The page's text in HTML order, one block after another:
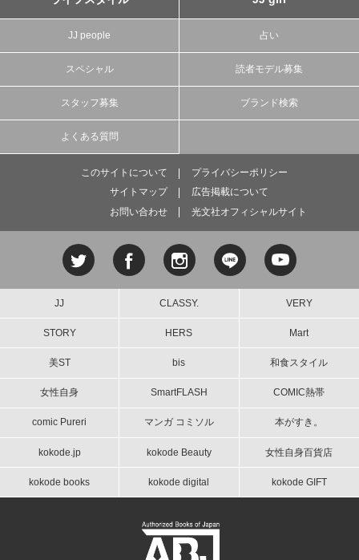
JJ people 占い
スペシャル 読者モデル募集
スタッフ募集 ブランド検索
よくある質問
このサイトについて
プライバシーポリシー
サイトマップ
広告掲載について
お問い合わせ
光文社オフィシャルサイト
JJ CLASSY. VERY
STORY HERS Mart
美ST bis 和食スタイル
女性自身 SmartFLASH COMIC熱帯
comic Pureri マンガ コミソル 本がすき。
kokode.jp kokode Beauty 女性自身百貨店
kokode books kokode digital kokode GIFT